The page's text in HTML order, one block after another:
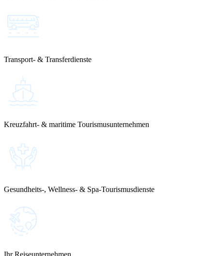
Transport- & Transferdienste
Kreuzfahrt- & maritime Tourismusunternehmen
Gesundheits-, Wellness- & Spa-Tourismusdienste